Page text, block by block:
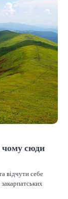
чому сюди
відчути себе